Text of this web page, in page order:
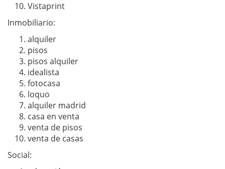
Vistaprint
Inmobiliario:
alquiler
pisos
pisos alquiler
idealista
fotocasa
loquo
alquiler madrid
casa en venta
venta de pisos
venta de casas
Social: